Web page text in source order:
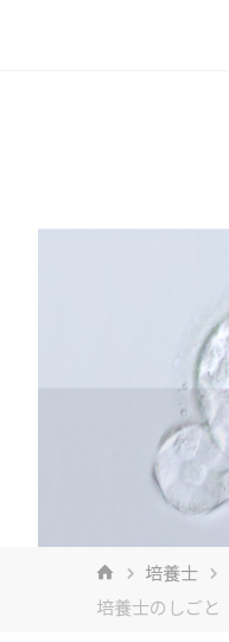
ホ
ー
培養士
培養士のしごと